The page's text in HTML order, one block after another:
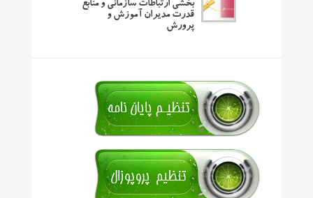
بخشی ارتباطات سازمانی و منابع
قدرت مدیران آموزش و
پرورش